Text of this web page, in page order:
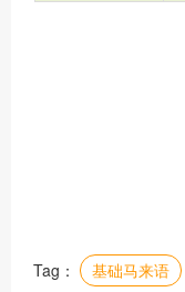
Tag： 基础马来语